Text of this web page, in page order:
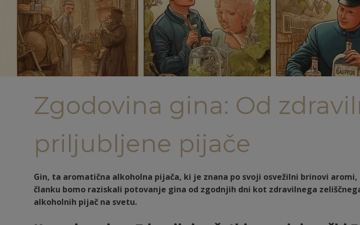
Zgodovina gina: Od
priljubljene pijače
Gin, ta aromatična alkoholna pijača, ki je znana po svoji osvežilni brinovi
članku bomo raziskali potovanje gina od zgodnjih dni kot zdravilnega
alkoholnih pijač na svetu.